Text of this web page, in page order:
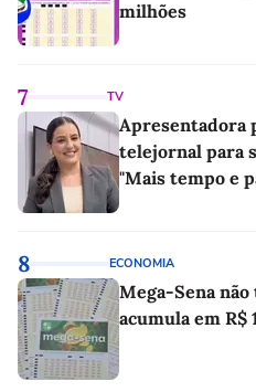
milhões
7 TV
Apresentadora
telejornal para
"Mais tempo e
8 ECONOMIA
Mega-Sena
acumula em R$